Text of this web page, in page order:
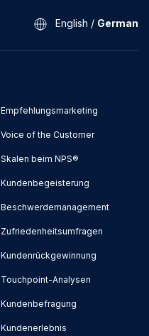
English / German
Empfehlungsmarketing
Voice of the Customer
Skalen beim NPS®
Kundenbegeisterung
Beschwerdemanagement
Zufriedenheitsumfragen
Kundenrückgewinnung
Touchpoint-Analysen
Kundenbefragung
Kundenerlebnis